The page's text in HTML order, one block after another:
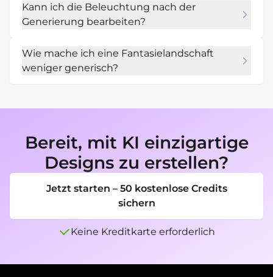
beschreibe die Palette, Architektur und
Atmosphäre, die in deiner Welt verwendet
Kann ich die Beleuchtung nach der
Generierung bearbeiten?
magisches Leuchten, Kontrast oder
Farbpalette zu ändern.
Wie mache ich eine Fantasielandschaft
weniger generisch?
Bereit, mit KI einzigartige
Designs zu erstellen?
Jetzt starten – 50 kostenlose Credits
sichern
Keine Kreditkarte erforderlich